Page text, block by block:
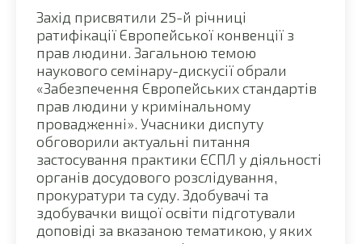
Захід присвятили 25-й річниці
ратифікації Європейської конвенції з
прав людини. Загальною темою
наукового семінару-дискусії обрали
«Забезпечення Європейських стандартів
прав людини у кримінальному
провадженні». Учасники диспуту
обговорили актуальні питання
застосування практики ЄСПЛ у діяльності
органів досудового розслідування,
прокуратури та суду. Здобувачі та
здобувачки вищої освіти підготували
доповіді за вказаною тематикою, у яких